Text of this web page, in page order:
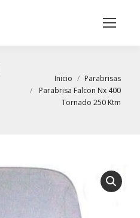
Buscar:
Estás aquí:Inicio
Parabrisas
Parabrisa Falcon Nx 400
Tornado 250 Ktm